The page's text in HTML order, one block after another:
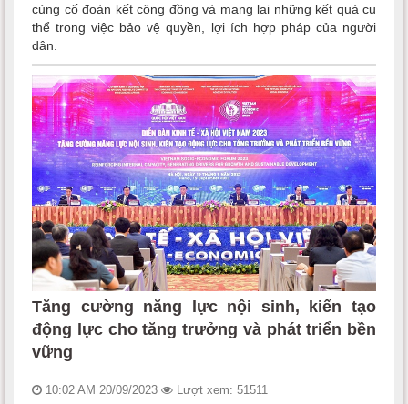
củng cố đoàn kết cộng đồng và mang lại những kết quả cụ
thể trong việc bảo vệ quyền, lợi ích hợp pháp của người
dân.
Tăng cường năng lực nội sinh, kiến tạo
động lực cho tăng trưởng và phát triển bền
vững
10:02 AM 20/09/2023 Lượt xem: 51511